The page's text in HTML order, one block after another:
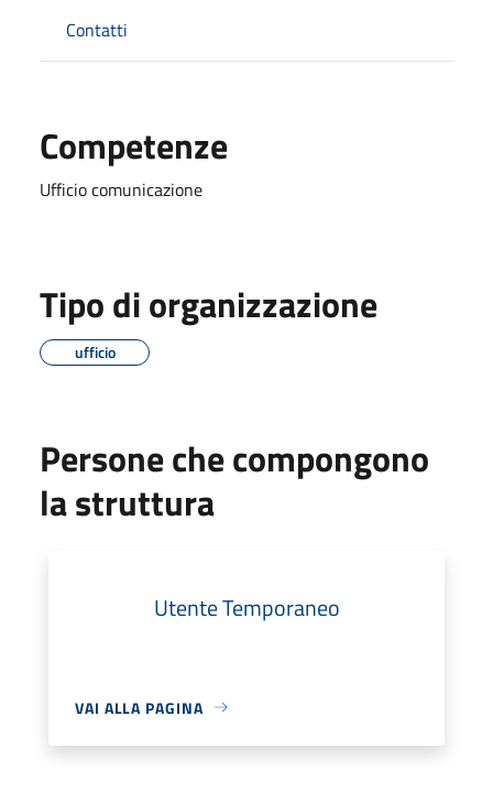
Contatti
Competenze
Ufficio comunicazione
Tipo di organizzazione
ufficio
Persone che compongono
la struttura
Utente Temporaneo
VAI ALLA PAGINA